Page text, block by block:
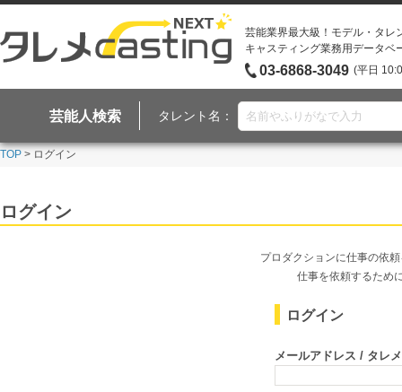
芸能業界最大級！モデル・タレ
キャスティング業務用データベ
03-6868-3049 (平日
芸能人検索 タレント名：
TOP > ログイン
ログイン
プロダクションに仕事の依
仕事を依頼するため
ログイン
メールアドレス / タレ